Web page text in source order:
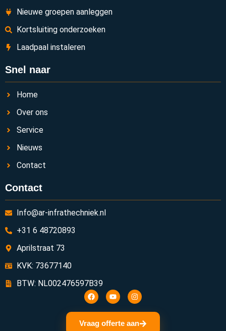
Nieuwe groepen aanleggen
Kortsluiting onderzoeken
Laadpaal instaleren
Snel naar
Home
Over ons
Service
Nieuws
Contact
Contact
Info@ar-infrathechniek.nl
+31 6 48720893
Aprilstraat 73
KVK: 73677140
BTW: NL002476597B39
Vraag offerte aan